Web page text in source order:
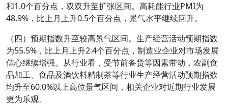
和1.0个百分点，双双升至扩张区间。高耗能行业PMI为
48.9%，比上月上升0.5个百分点，景气水平继续回升。
（四）预期指数升至较高景气区间。生产经营活动预期指数
为55.5%，比上月上升2.4个百分点，制造业企业对市场发展
信心继续增强。从行业看，受节前备货等因素带动，农副食
品加工、食品及酒饮料精制茶等行业生产经营活动预期指数
均升至60.0%以上高位景气区间，相关企业对近期行业发展
更为乐观。